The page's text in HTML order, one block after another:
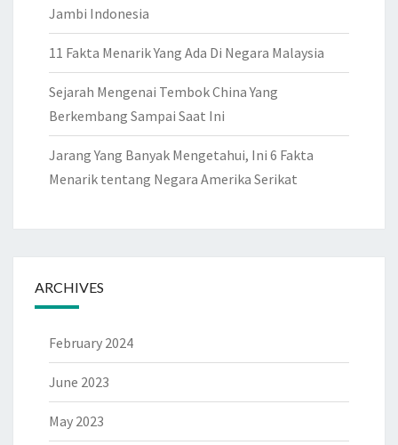
Jambi Indonesia
11 Fakta Menarik Yang Ada Di Negara Malaysia
Sejarah Mengenai Tembok China Yang
Berkembang Sampai Saat Ini
Jarang Yang Banyak Mengetahui, Ini 6 Fakta
Menarik tentang Negara Amerika Serikat
ARCHIVES
February 2024
June 2023
May 2023